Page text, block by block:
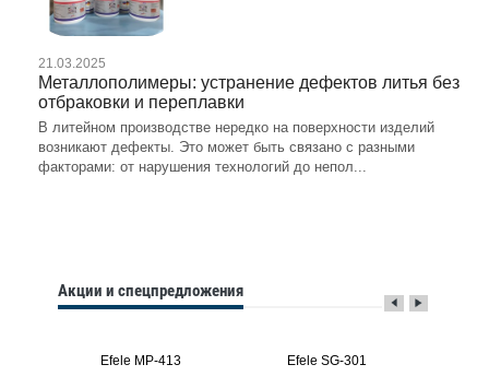
21.03.2025
Металлополимеры: устранение дефектов литья без
отбраковки и переплавки
В литейном производстве нередко на поверхности изделий
возникают дефекты. Это может быть связано с разными
факторами: от нарушения технологий до непол...
Акции и спецпредложения
Efele MP-413 Efele SG-301